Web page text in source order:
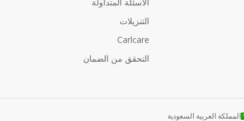
التنزيلات
Carlcare
التحقق من الضمان
المملكة العربية السعودية